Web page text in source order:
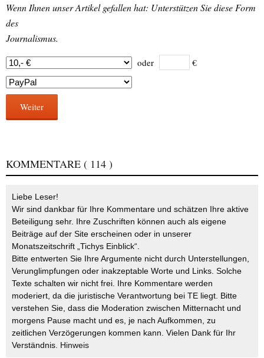
Wenn Ihnen unser Artikel gefallen hat: Unterstützen Sie diese Form
des
Journalismus.
oder €
Weiter
KOMMENTARE ( 114 )
Liebe Leser!
Wir sind dankbar für Ihre Kommentare und schätzen Ihre aktive
Beteiligung sehr. Ihre Zuschriften können auch als eigene
Beiträge auf der Site erscheinen oder in unserer
Monatszeitschrift „Tichys Einblick“.
Bitte entwerten Sie Ihre Argumente nicht durch Unterstellungen,
Verunglimpfungen oder inakzeptable Worte und Links. Solche
Texte schalten wir nicht frei. Ihre Kommentare werden
moderiert, da die juristische Verantwortung bei TE liegt. Bitte
verstehen Sie, dass die Moderation zwischen Mitternacht und
morgens Pause macht und es, je nach Aufkommen, zu
zeitlichen Verzögerungen kommen kann. Vielen Dank für Ihr
Verständnis. Hinweis